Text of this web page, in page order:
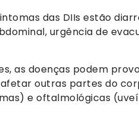
das DIIs estão
urgência de
as doenças podem
outras partes do
e oftalmológicas